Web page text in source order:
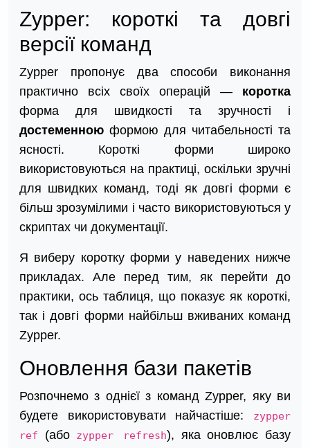
Zypper: короткі та довгі
версії команд
Zypper пропонує два способи виконання
практично всіх своїх операцій — коротка
форма для швидкості та зручності і
достеменною формою для читабельності та
ясності. Короткі форми широко
використовуються на практиці, оскільки зручні
для швидких команд, тоді як довгі форми є
більш зрозумілими і часто використовуються у
скриптах чи документації.
Я виберу коротку форми у наведених нижче
прикладах. Але перед тим, як перейти до
практики, ось таблиця, що показує як короткі,
так і довгі форми найбільш вживаних команд
Zypper.
Оновлення бази пакетів
Розпочнемо з однієї з команд Zypper, яку ви
будете використовувати найчастіше:
zypper
ref
(або zypper refresh), яка оновлює базу